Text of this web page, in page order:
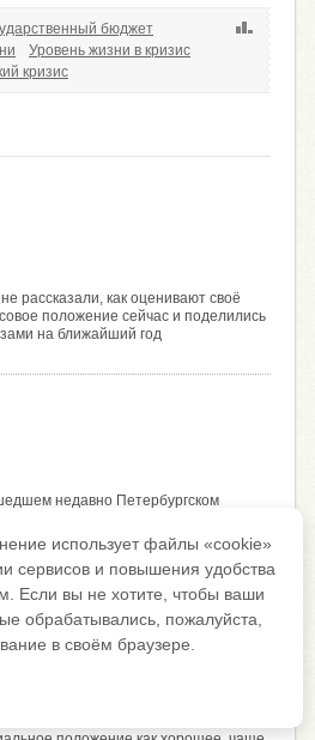
бюджет
Уровень жизни в кризис
кризис
рассказали, как оценивают своё
положение сейчас и поделились
на ближайший год
недавно Петербургском
или что-то слышали 53% граждан. 47%
слышат о нём впервые только
использует файлы «cookie»
сервисов и повышения удобства
Если вы не хотите, чтобы ваши
обрабатывались, пожалуйста,
в своём браузере.